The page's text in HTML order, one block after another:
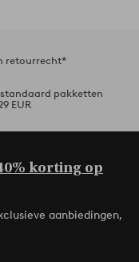
retourrecht*
pakketten
EUR
korting op
aanbiedingen,